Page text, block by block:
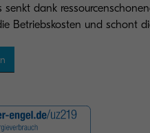
dank
Betriebskosten und schont